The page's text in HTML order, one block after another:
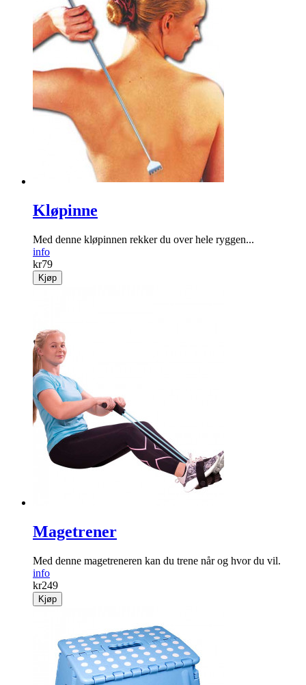
Kløpinne
Med denne kløpinnen rekker du over hele ryggen...
info
kr79
Kjøp
Magetrener
Med denne magetreneren kan du trene når og hvor du vil.
info
kr249
Kjøp